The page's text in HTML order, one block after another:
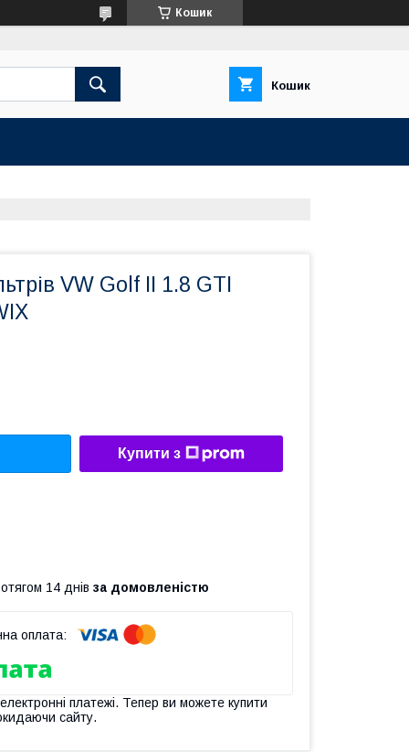
Кошик
Кошик
VW Golf II 1.8 GTI
Купити з
14 днів за домовленістю
платежі. Тепер ви можете купити
сайту.